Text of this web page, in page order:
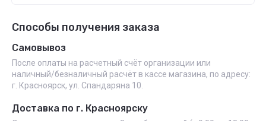
Способы получения заказа
Самовывоз
После оплаты на расчетный счёт организации или
наличный/безналичный расчёт в кассе магазина, по адресу:
г. Красноярск, ул. Спандаряна 10.
Доставка по г. Красноярску